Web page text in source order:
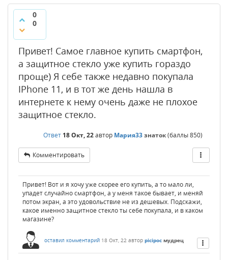
0
0
Привет! Самое главное купить смартфон,
а защитное стекло уже купить гораздо
проще) Я себе также недавно покупала
IPhone 11, и в тот же день нашла в
интернете к нему очень даже не плохое
защитное стекло.
Ответ 18 Окт, 22автор Мария33знаток(баллы850)
Комментировать
Привет! Вот и я хочу уже скорее его купить, а то мало ли,
упадет случайно смартфон, а у меня такое бывает, и меняй
потом экран, а это удовольствие не из дешевых. Подскажи,
какое именно защитное стекло ты себе покупала, и в каком
магазине?
оставил комментарий 18 Окт, 22 автор picipoc мудрец